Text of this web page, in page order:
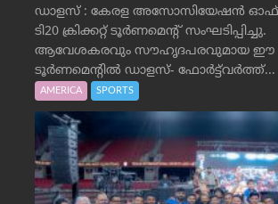
ഡാളസ് : കേരള അസോസിയേഷൻ
ടി20 ക്രിക്കറ്റ് ടൂർണമെന്റ് സംഘടിപ്പിച്ചു.
ആവേശകരവും സൗഹൃദപരവുമായ ഈ
ടൂർണമെന്റിൽ ഡാളസ്- ഫോർട്ട്‌വര്‍ത്ത്...
AMERICA SPORTS